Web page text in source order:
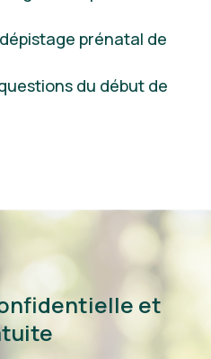
prénatal de
du début de
et